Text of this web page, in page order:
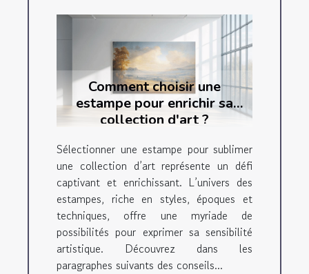
Comment choisir une
estampe pour enrichir sa
collection d'art ?
Sélectionner une estampe pour sublimer
une collection d’art représente un défi
captivant et enrichissant. L’univers des
estampes, riche en styles, époques et
techniques, offre une myriade de
possibilités pour exprimer sa sensibilité
artistique. Découvrez dans les
paragraphes suivants des conseils...